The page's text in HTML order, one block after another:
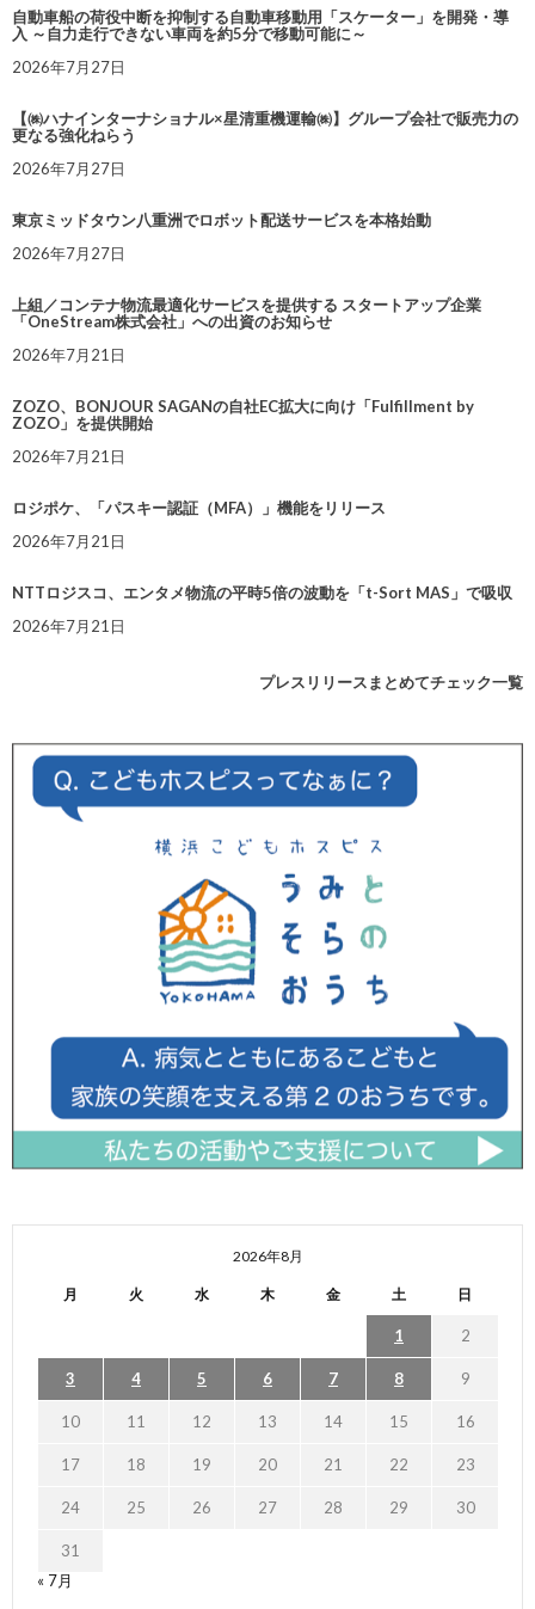
自動車船の荷役中断を抑制する自動車移動用「スケーター」を開発・導
入 ～自力走行できない車両を約5分で移動可能に～
2026年7月27日
【㈱ハナインターナショナル×星清重機運輸㈱】グループ会社で販売力の
更なる強化ねらう
2026年7月27日
東京ミッドタウン八重洲でロボット配送サービスを本格始動
2026年7月27日
上組／コンテナ物流最適化サービスを提供する スタートアップ企業
「OneStream株式会社」への出資のお知らせ
2026年7月21日
ZOZO、BONJOUR SAGANの自社EC拡大に向け「Fulfillment by
ZOZO」を提供開始
2026年7月21日
ロジポケ、「パスキー認証（MFA）」機能をリリース
2026年7月21日
NTTロジスコ、エンタメ物流の平時5倍の波動を「t-Sort MAS」で吸収
2026年7月21日
プレスリリースまとめてチェック一覧
2026年8月
月 火 水 木 金 土 日
1 2
3 4 5 6 7 8 9
10 11 12 13 14 15 16
17 18 19 20 21 22 23
24 25 26 27 28 29 30
31
« 7月